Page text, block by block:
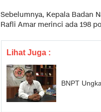
Sebelumnya, Kepala Badan
Rafli Amar merinci ada 198
Lihat Juga :
BNPT